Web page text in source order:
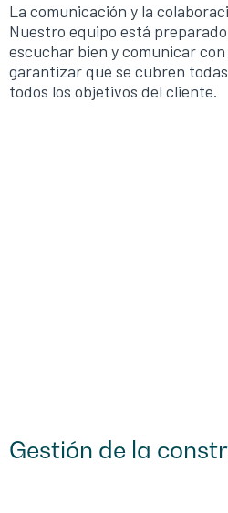
La comunicación y la
Nuestro equipo está
escuchar bien y comunicar
garantizar que se cubren
todos los objetivos del cliente.
Gestión de la